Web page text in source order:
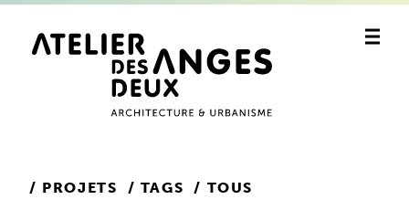
PROJETS / TAGS / TOUS